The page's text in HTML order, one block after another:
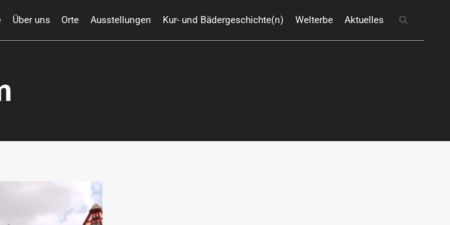
Über uns Orte Ausstellungen Kur- und Bädergeschichte(n) Welterbe Aktuelles